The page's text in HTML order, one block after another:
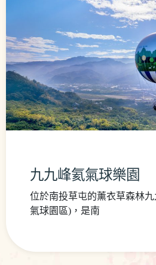
九九峰氦氣球樂園
位於南投草屯的薰衣草森林
氣球園區)，是南